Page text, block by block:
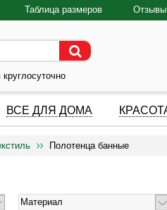
Таблица размеров Отзывы
ВСЕ ДЛЯ ДОМА
Полотенца банные
Материал